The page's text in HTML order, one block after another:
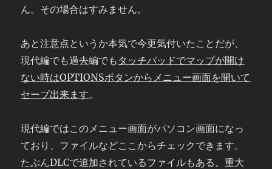
ん。その場合はすみません。
あと注意点というか本気で今更気付いたことだが、
現代編でも過去編でも タッチパッドでマップが開け
ない時はOPTIONSボタンからメニュー画面を開いて
セーブ出来ます。
現代編ではこのメニュー画面がパソコン画面になっ
ており、ファイルなどここからチェックできます。
たぶんDLCで追加されているファイルもある。重大